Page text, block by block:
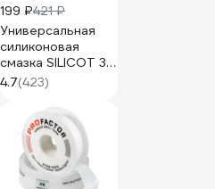
199 ₽421 ₽
Универсальная
силиконовая
смазка SILICOT 30
г 2301
4.7(423)